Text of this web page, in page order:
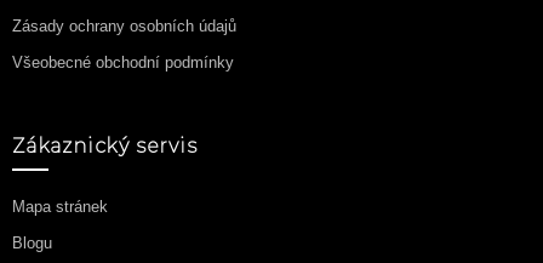
Zásady ochrany osobních údajů
Všeobecné obchodní podmínky
Zákaznický servis
Mapa stránek
Blogu